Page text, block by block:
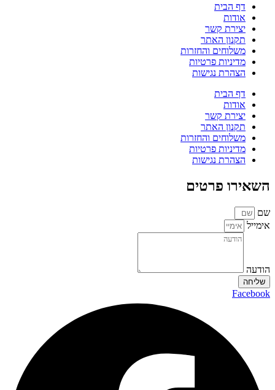
דף הבית
אודות
יצירת קשר
תקנון האתר
משלוחים והחזרות
מדיניות פרטיות
הצהרת נגישות
דף הבית
אודות
יצירת קשר
תקנון האתר
משלוחים והחזרות
מדיניות פרטיות
הצהרת נגישות
השאירו פרטים
שם
אימייל
הודעה
שליחה
Facebook